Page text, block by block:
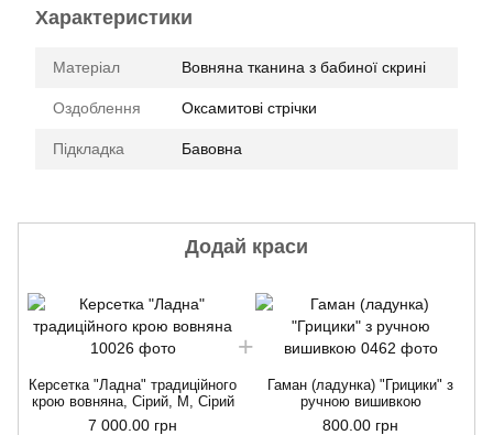
Характеристики
Матеріал Вовняна тканина з бабиної скрині
Оздоблення Оксамитові стрічки
Підкладка Бавовна
Додай краси
Керсетка "Ладна" традиційного
крою вовняна, Сірий, М, Сірий
7 000.00 грн
Гаман (ладунка) "Грицики" з
ручною вишивкою
800.00 грн